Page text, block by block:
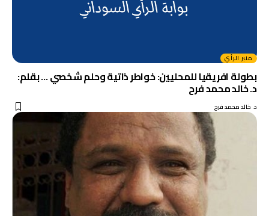
منبر الرأي
بطولة افريقيا للمحليين: خواطر ذاتية وحلم شخصي … بقلم:
د. خالد محمد فرح
د. خالد محمد فرح